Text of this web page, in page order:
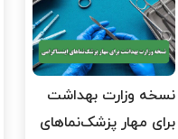
نسخه وزارت بهداشت
برای مهار پزشک‌نماهای